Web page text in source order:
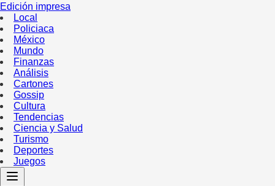
Edición impresa
Local
Policiaca
México
Mundo
Finanzas
Análisis
Cartones
Gossip
Cultura
Tendencias
Ciencia y Salud
Turismo
Deportes
Juegos